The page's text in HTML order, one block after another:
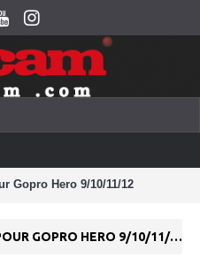
Gopro Hero 9/10/11/12
BOÎTIER DE PROTECTION POUR GOPRO HERO 9/10/11/12